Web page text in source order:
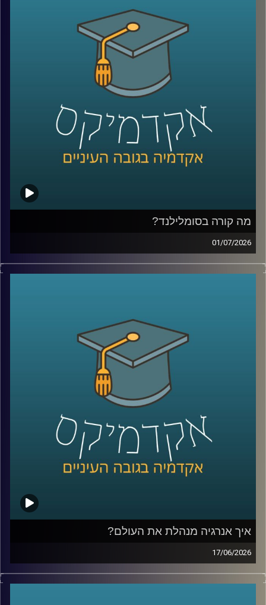
רדאר, וארטיק שנולד כשילד שכח בחוץ כוס עם משקה ומקל
ערבוב בלילה קר.
על פניו, כל אלה נשמעים כמו מזל. אבל אולי זו רק חצי
מהתמונה. כי הרבה אנשים נתקלים בטעויות, בכישלונות
ובדברים לא צפויים, והשאלה היא מי יודע לעצור, להסתכל
עליהם אחרת, ולהפוך אותם לפריצת דרך.
האורח שלנו היום הוא מוטי שטנר, יזם סדרתי, משקיע ומרצה
באוניברסיטת רייכמן. יחד עם אחיו, פרופ׳ אורי שטנר, הוא כתב
את הספר “איך להיות מדען דיסרפטיבי”, שמנסה לשאול האם
פריצות דרך הן באמת עניין של גאונות ומזל, או שאפשר לפתח
צורת חשיבה, ואולי אפילו שיטה, שמגדילה את הסיכוי לזהות
שאלות גדולות, לערער על הנחות יסוד ולפרוץ את גבולות הידע
בפרק הזה נדבר על הדרך שבה נולדות תגליות, על מה שמדע
יכול ללמוד מהייטק, על ההבדל בין חשיבה נועזת לחשיבה לא
מבוססת, ועל השאלה האם אפשר ללמד אנשים לחשוב בצורה
קרדיט תמונות:AudioVersity
מה קורה בסומלילנד?
01/07/2026
יש בעולם מדינה עם כ-6 מיליון תושבים, ממשלה, מטבע, צבא,
דרכונים ובחירות דמוקרטיות. היא יציבה יותר מחלק מהמדינות
היום אנחנו יוצאים להכיר את סומלילנד, מדינה שרוב האנשים
מעולם לא שמעו עליה, אבל ייתכן שבעשור הקרוב היא תהפוך
לשחקנית משמעותית בזירה הגיאופוליטית.
כדי להבין איך נראים החיים במדינה שלא קיימת רשמית, למה
המעצמות הגדולות מתחילות להתעניין בה, והאם גם לישראל יש
אינטרס שם, הצטרף אליי היום השגריר ד״ר חיים קורן, בית ספר
לאודר לממשל, דיפלומטיה ואסטרטגיה, אוניברסיטת רייכמן.
שגריר ישראל הראשון לדרום סודן ושגריר מצרים
קרדיט תמונות:AudioVersity
איך אנרגיה מנהלת את העולם?
17/06/2026
בשנים האחרונות אנחנו שומעים בלי סוף על משברי אנרגיה,
מחירי נפט, גז טבעי, מצרי הורמוז ומאבקי כוח בין מדינות, אבל